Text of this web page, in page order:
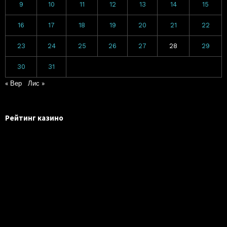
9 10 11 12 13 14 15
16 17 18 19 20 21 22
23 24 25 26 27 28 29
30 31
« Вер Лис »
Рейтинг казино